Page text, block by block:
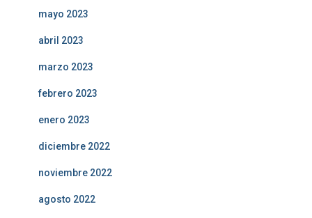
mayo 2023
abril 2023
marzo 2023
febrero 2023
enero 2023
diciembre 2022
noviembre 2022
agosto 2022